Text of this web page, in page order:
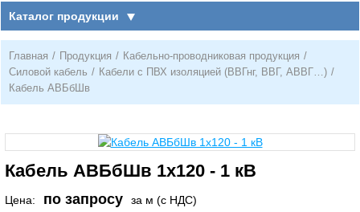
Каталог продукции
Главная / Продукция / Кабельно-проводниковая продукция /
Силовой кабель / Кабели с ПВХ изоляцией (ВВГнг, ВВГ, АВВГ…) /
Кабель АВБбШв
Кабель АВБбШв 1х120 - 1 кВ
Цена: по запросу
за м (с НДС)